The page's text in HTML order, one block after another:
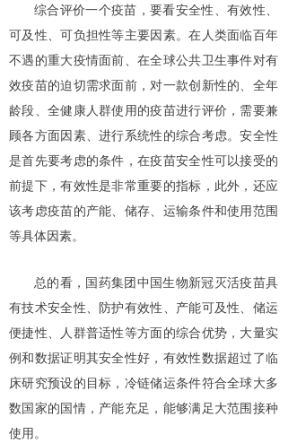
综合评价一个疫苗，要看安全性、有效性、
可及性、可负担性等主要因素。在人类面临百年
不遇的重大疫情面前、在全球公共卫生事件对有
效疫苗的迫切需求面前，对一款创新性的、全年
龄段、全健康人群使用的疫苗进行评价，需要兼
顾各方面因素、进行系统性的综合考虑。安全性
是首先要考虑的条件，在疫苗安全性可以接受的
前提下，有效性是非常重要的指标，此外，还应
该考虑疫苗的产能、储存、运输条件和使用范围
等具体因素。
总的看，国药集团中国生物新冠灭活疫苗具
有技术安全性、防护有效性、产能可及性、储运
便捷性、人群普适性等方面的综合优势，大量实
例和数据证明其安全性好，有效性数据超过了临
床研究预设的目标，冷链储运条件符合全球大多
数国家的国情，产能充足，能够满足大范围接种
使用。